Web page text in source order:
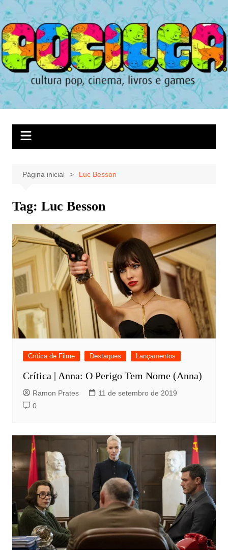
Ir
para
o
conteúdo
Página inicial Luc Besson
Tag: Luc Besson
Crítica de Filme Destaques Lançamentos
Crítica | Anna: O Perigo Tem Nome (Anna)
Ramon Prates
11 de setembro de 2019
0